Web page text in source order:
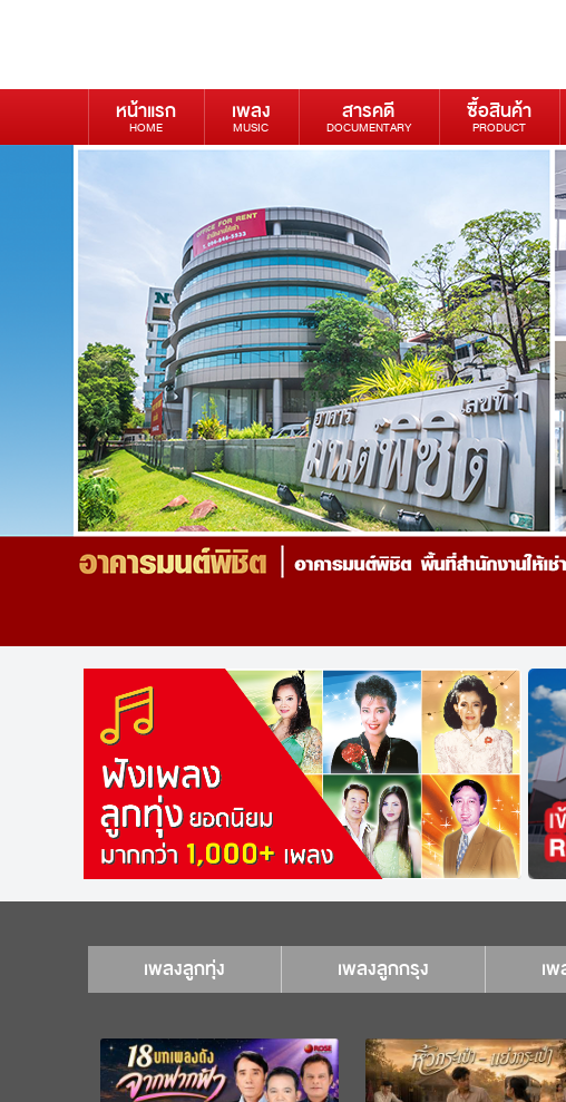
หน้าแรก
HOME
เพลง
MUSIC
สารคดี
DOCUMENTARY
ซื้อสินค้า
PRODUCT
เพลงลูกทุ่ง เพลงลูกกรุง เ